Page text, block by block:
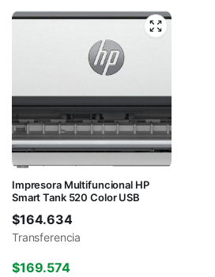
Impresora Multifuncional HP
Smart Tank 520 Color USB
$164.634
Transferencia
$169.574